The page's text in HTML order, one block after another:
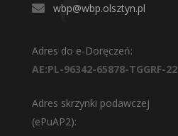
wbp@wbp.olsztyn.pl
Adres do e-Doręczeń:
AE:PL-96342-65878-TGGRF-22
Adres skrzynki podawczej
(ePuAP2):